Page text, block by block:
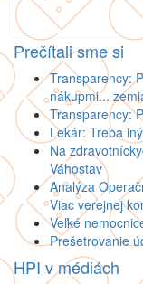
Prečítali sme si
Transparency:
nákupmi...
Transparency:
Lekár: Treba
Na
Váhostav
Analýza
Viac verejnej
Veľké
Prešetrovanie
HPI v médiách